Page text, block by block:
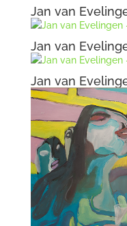
Jan van
Jan van
Jan van